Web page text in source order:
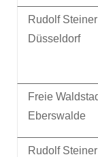
Rudolf
Düsseldorf
Freie
Eberswalde
Rudolf